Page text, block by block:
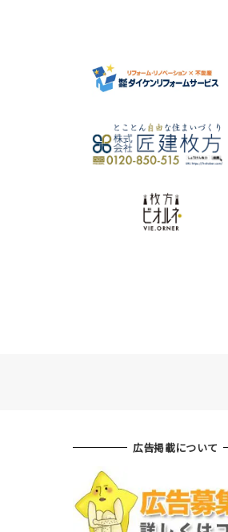
広告掲載について